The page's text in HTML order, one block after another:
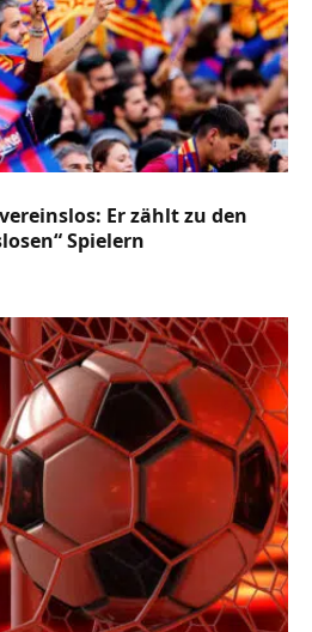
Er zählt zu den
Spielern